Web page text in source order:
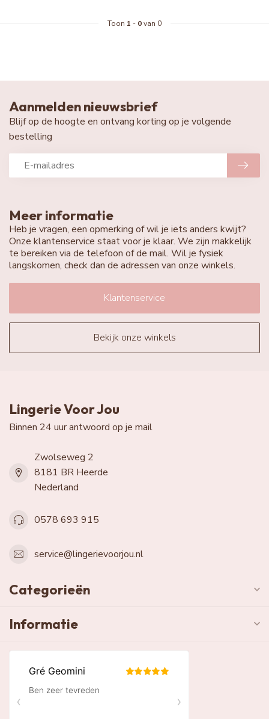
Toon 1 - 0van 0
Meer informatie
Heb je vragen, een opmerking of wil je iets anders kwijt?
Onze klantenservice staat voor je klaar. We zijn makkelijk
te bereiken via de telefoon of de mail. Wil je fysiek
langskomen, check dan de adressen van onze winkels.
Klantenservice
Bekijk onze winkels
Aanmelden nieuwsbrief
Blijf op de hoogte en ontvang korting op je volgende
bestelling
Lingerie Voor Jou
Binnen 24 uur antwoord op je mail
Zwolseweg 2
8181 BR Heerde
Nederland
0578 693 915
service@lingerievoorjou.nl
Categorieën
Informatie